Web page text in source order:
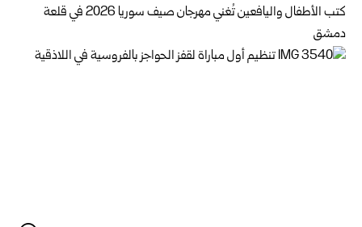
كتب الأطفال واليافعين تُغني مهرجان صيف سوريا 2026 في قلعة
دمشق